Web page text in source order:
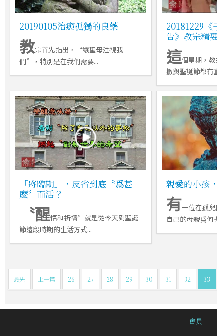
20190105治癒孤獨的良藥
教宗首先指出，“讓聖母注視我
們”，特別是在我們需要...
20181229《
告》教宗精
這個星期，
撒與聖誕節都有
「將臨期」，反省到底〝爲甚
麽〞而活？
〝醒悟和祈禱〞就是從今天到聖誕
節這段時期的生活方式...
親愛的小孩
有一位在孤
自己的母親爲何
最先 上一篇 26 27 28 29 30 31 32 33
會員